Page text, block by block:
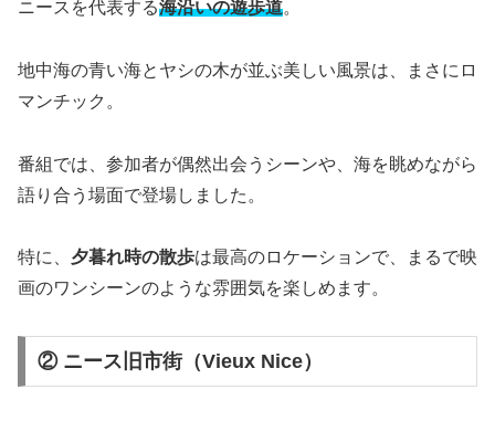
ニースを代表する海沿いの遊歩道。
地中海の青い海とヤシの木が並ぶ美しい風景は、まさにロ
マンチック。
番組では、参加者が偶然出会うシーンや、海を眺めながら
語り合う場面で登場しました。
特に、 夕暮れ時の散歩は最高のロケーションで、まるで映
画のワンシーンのような雰囲気を楽しめます。
② ニース旧市街（Vieux Nice）